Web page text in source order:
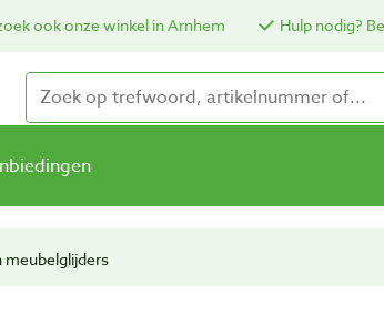
ook onze winkel in Arnhem Hulp nodig?
meubelglijders